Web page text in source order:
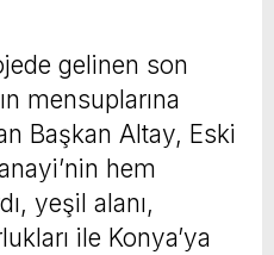
gelinen son
mensuplarına
Başkan Altay, Eski
hem
yeşil alanı,
ile Konya’ya